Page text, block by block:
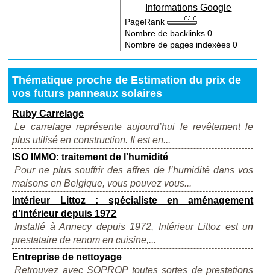
Informations Google
PageRank
Nombre de backlinks0
Nombre de pages indexées0
Thématique proche de Estimation du prix de
vos futurs panneaux solaires
Ruby Carrelage
Le carrelage représente aujourd’hui le revêtement le
plus utilisé en construction. Il est en...
ISO IMMO: traitement de l'humidité
Pour ne plus souffrir des affres de l’humidité dans vos
maisons en Belgique, vous pouvez vous...
Intérieur Littoz : spécialiste en aménagement
d’intérieur depuis 1972
Installé à Annecy depuis 1972, Intérieur Littoz est un
prestataire de renom en cuisine,...
Entreprise de nettoyage
Retrouvez avec SOPROP toutes sortes de prestations